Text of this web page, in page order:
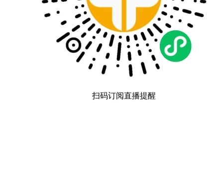
扫码订阅直播提醒